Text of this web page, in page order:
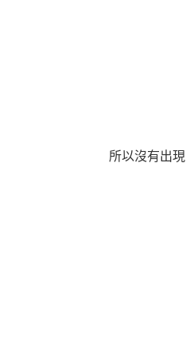
所以沒有出現